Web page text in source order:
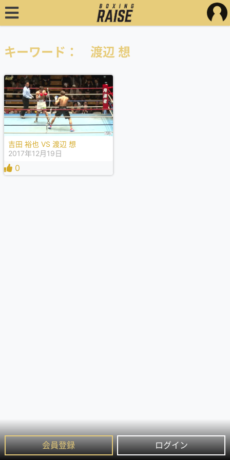
会員登録 ログイン
キーワード： 渡辺 想
吉田 裕也 VS 渡辺 想
2017年12月19日
0